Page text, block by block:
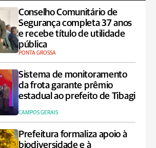
Conselho Comunitário de
Segurança completa 37 anos
e recebe título de utilidade
pública
PONTA GROSSA
Sistema de monitoramento
da frota garante prêmio
estadual ao prefeito de Tibagi
CAMPOS GERAIS
Prefeitura formaliza apoio à
biodiversidade e à